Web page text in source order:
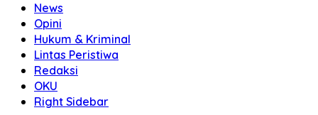
News
Opini
Hukum & Kriminal
Lintas Peristiwa
Redaksi
OKU
Right Sidebar